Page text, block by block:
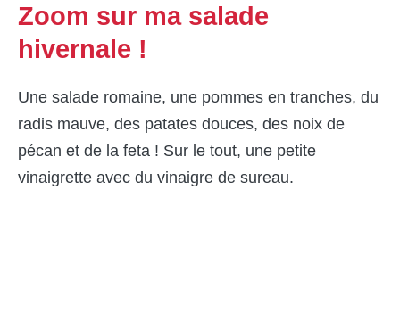
Zoom sur ma salade
hivernale !
Une salade romaine, une pommes en tranches, du
radis mauve, des patates douces, des noix de
pécan et de la feta ! Sur le tout, une petite
vinaigrette avec du vinaigre de sureau.